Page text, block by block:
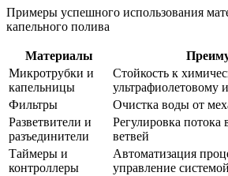
Примеры успешного использования
капельного полива
Материалы
Микротрубки и
капельницы
Стойкость к
ультрафиолетовому
Фильтры
Очистка воды от
Разветвители и
разъединители
Регулировка
ветвей
Таймеры и
контроллеры
Автоматизация
управление системой